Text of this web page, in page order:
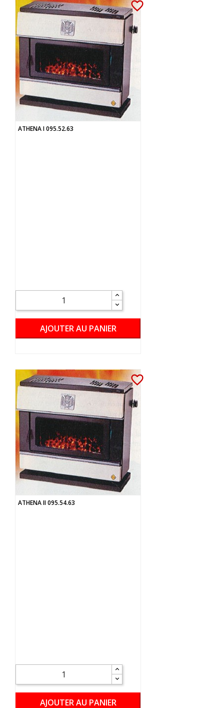
favorite_border
ATHENA I 095.52.63
AJOUTER AU PANIER
favorite_border
ATHENA II 095.54.63
AJOUTER AU PANIER